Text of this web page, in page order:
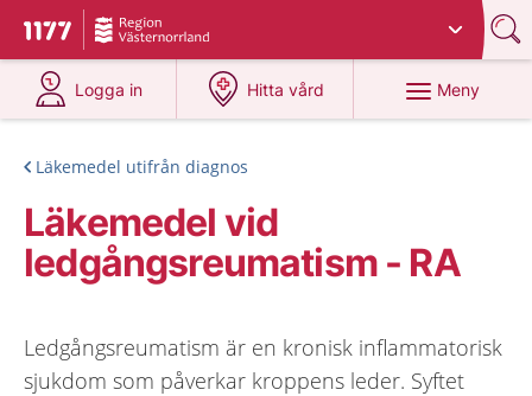
Till startsidan för 1177
Du har valt region
Logga in
på 1177.se
Hitta vård
på 1177.se
Meny
Läkemedel utifrån diagnos
Läkemedel vid
ledgångsreumatism - RA
Ledgångsreumatism är en kronisk inflammatorisk
sjukdom som påverkar kroppens leder. Syftet